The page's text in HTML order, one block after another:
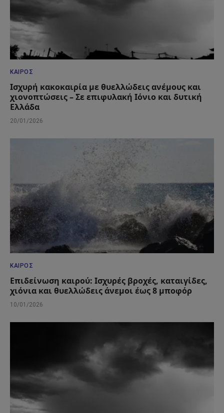
ΚΑΙΡΌΣ
Ισχυρή κακοκαιρία με θυελλώδεις ανέμους και
χιονοπτώσεις – Σε επιφυλακή Ιόνιο και δυτική
Ελλάδα
20/01/2026
ΚΑΙΡΌΣ
Επιδείνωση καιρού: Ισχυρές βροχές, καταιγίδες,
χιόνια και θυελλώδεις άνεμοι έως 8 μποφόρ
10/01/2026